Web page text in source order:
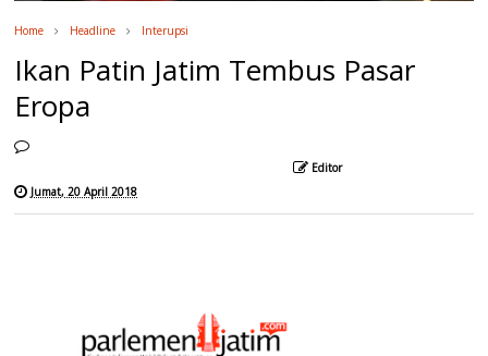
Home Headline Interupsi
Ikan Patin Jatim Tembus Pasar
Eropa
Editor
Jumat, 20 April 2018